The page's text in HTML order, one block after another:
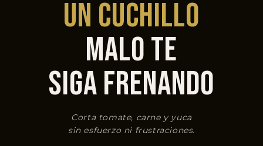
UN CUCHILLO
MALO TE
SIGA FRENANDO
Corta tomate, carne y yuca
sin esfuerzo ni frustraciones.